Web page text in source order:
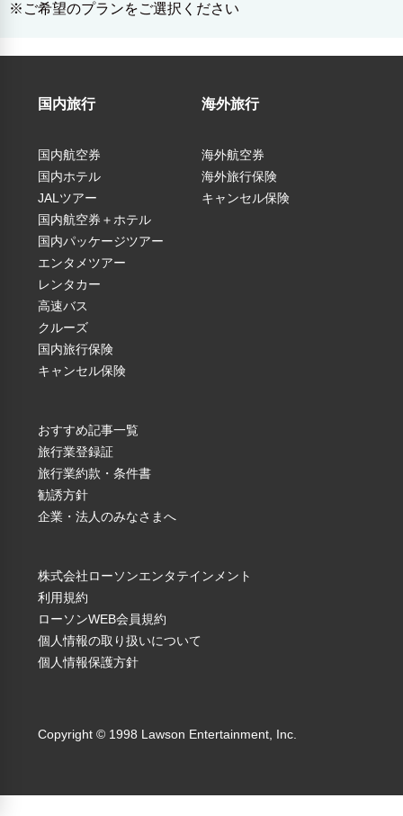
※ご希望のプランをご選択ください
「集合場所」※集合・受付場所がご選択いただけます（ご予約
時の受付フォーム内で選択ください）。
1．集合・受付場所／アルピコ交通 上高地線 松本駅改札口
受付時間／ 12:30～12:40
※受付フォーム内で集合場所・オプションをご選択ください
※参加者の確認をいたします
※受付後、各自にて新村車両所（新村駅）にご移動ください
※オプションプランの1日フリー乗車券は受付時にお渡しをい
2．集合・受付場所／アルピコ交通 上高地線 新村車両所入
口付近
受付時間／ 13:10～13:20
※受付フォーム内で集合場所・オプションをご選択ください
※参加者の確認をいたします
※集合場所までは各自にてお越しください
※オプションプランの1日フリー乗車券は受付時にお渡しをい
たします
参加料金
基本プラン
基本プラン＋硬券
国内旅行
国内航空券
国内ホテル
JALツアー
国内航空券＋ホテル
国内パッケージツアー
エンタメツアー
レンタカー
高速バス
クルーズ
国内旅行保険
キャンセル保険
海外旅行
海外航空券
海外旅行保険
キャンセル保険
おすすめ記事一覧
旅行業登録証
旅行業約款・条件書
勧誘方針
企業・法人のみなさまへ
株式会社ローソンエンタテインメント
利用規約
ローソンWEB会員規約
個人情報の取り扱いについて
個人情報保護方針
Copyright © 1998 Lawson Entertainment, Inc.